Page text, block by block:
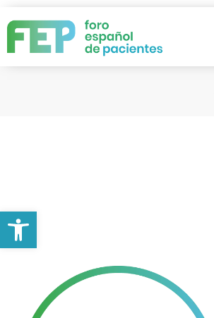
Abrir barra de herramientas